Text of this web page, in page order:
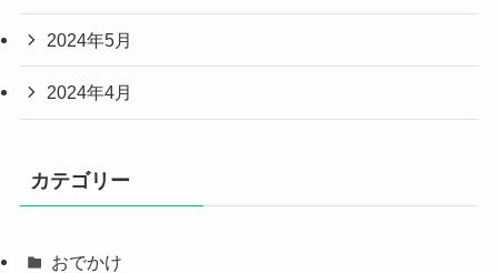
2024年5月
2024年4月
カテゴリー
おでかけ